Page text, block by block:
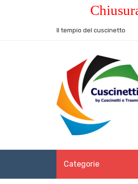
Il tempio del cuscinetto
Categorie